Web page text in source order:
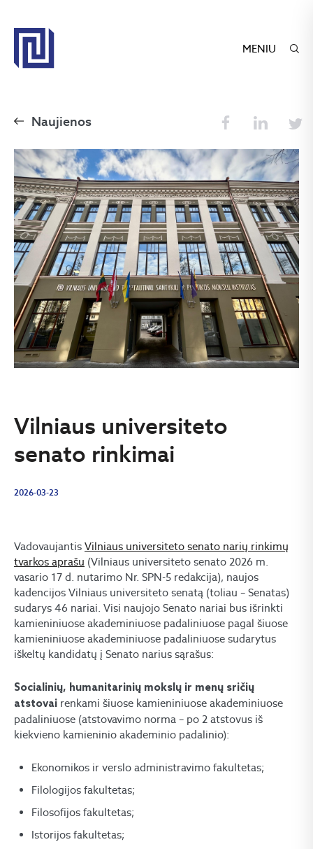
MENIU
Naujienos
Vilniaus universiteto
senato rinkimai
2026-03-23
Vadovaujantis Vilniaus universiteto senato narių rinkimų
tvarkos aprašu (Vilniaus universiteto senato 2026 m.
vasario 17 d. nutarimo Nr. SPN-5 redakcija), naujos
kadencijos Vilniaus universiteto senatą (toliau – Senatas)
sudarys 46 nariai. Visi naujojo Senato nariai bus išrinkti
kamieniniuose akademiniuose padaliniuose pagal šiuose
kamieniniuose akademiniuose padaliniuose sudarytus
iškeltų kandidatų į Senato narius sąrašus:
Socialinių, humanitarinių mokslų ir menų sričių
atstovai renkami šiuose kamieniniuose akademiniuose
padaliniuose (atstovavimo norma – po 2 atstovus iš
kiekvieno kamieninio akademinio padalinio):
Ekonomikos ir verslo administravimo fakultetas;
Filologijos fakultetas;
Filosofijos fakultetas;
Istorijos fakultetas;